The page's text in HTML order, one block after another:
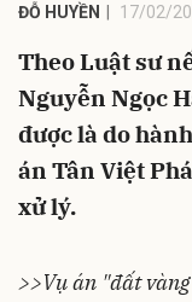
ĐỖ HUYỀN 17/02/
Theo Luật sư
Nguyễn Ngọc
được là do
án Tân Việt
xử lý.
>>Vụ án "đất